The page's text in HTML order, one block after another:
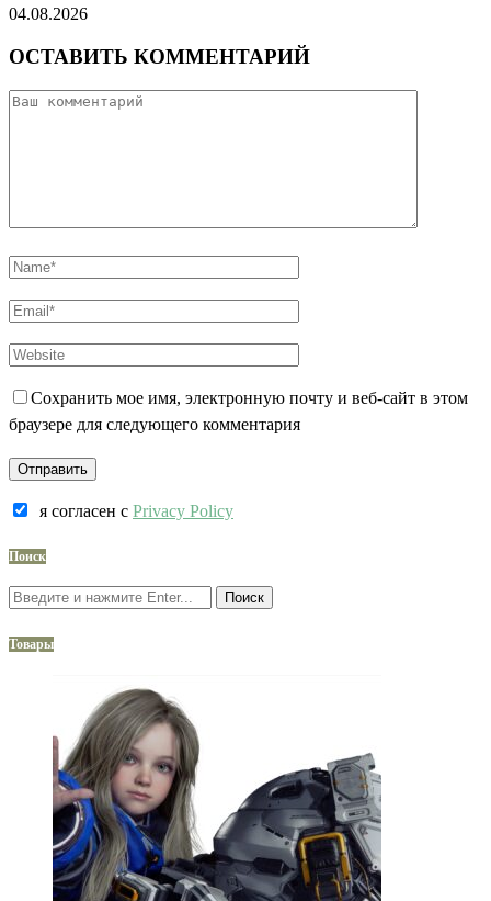
04.08.2026
ОСТАВИТЬ КОММЕНТАРИЙ
Сохранить мое имя, электронную почту и веб-сайт в этом
браузере для следующего комментария
я согласен c Privacy Policy
Поиск
Поиск
Товары